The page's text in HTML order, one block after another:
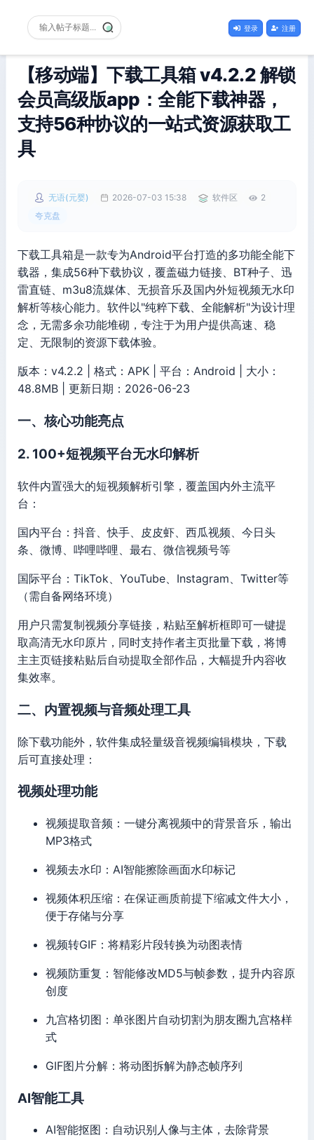
登录 注册
【移动端】下载工具箱 v4.2.2 解锁
会员高级版app：全能下载神器，
支持56种协议的一站式资源获取工
具
无语(元婴) 2026-07-03 15:38 软件区
2
夸克盘
下载工具箱是一款专为Android平台打造的多功能全能下
载器，集成56种下载协议，覆盖磁力链接、BT种子、迅
雷直链、m3u8流媒体、无损音乐及国内外短视频无水印
解析等核心能力。软件以"纯粹下载、全能解析"为设计理
念，无需多余功能堆砌，专注于为用户提供高速、稳
定、无限制的资源下载体验。
版本：v4.2.2 | 格式：APK | 平台：Android | 大小：
48.8MB | 更新日期：2026-06-23
一、核心功能亮点
2. 100+短视频平台无水印解析
软件内置强大的短视频解析引擎，覆盖国内外主流平
台：
国内平台：抖音、快手、皮皮虾、西瓜视频、今日头
条、微博、哔哩哔哩、最右、微信视频号等
国际平台：TikTok、YouTube、Instagram、Twitter等
（需自备网络环境）
用户只需复制视频分享链接，粘贴至解析框即可一键提
取高清无水印原片，同时支持作者主页批量下载，将博
主主页链接粘贴后自动提取全部作品，大幅提升内容收
集效率。
二、内置视频与音频处理工具
除下载功能外，软件集成轻量级音视频编辑模块，下载
后可直接处理：
视频处理功能
视频提取音频：一键分离视频中的背景音乐，输出
MP3格式
视频去水印：AI智能擦除画面水印标记
视频体积压缩：在保证画质前提下缩减文件大小，
便于存储与分享
视频转GIF：将精彩片段转换为动图表情
视频防重复：智能修改MD5与帧参数，提升内容原
创度
九宫格切图：单张图片自动切割为朋友圈九宫格样
式
GIF图片分解：将动图拆解为静态帧序列
AI智能工具
AI智能抠图：自动识别人像与主体，去除背景